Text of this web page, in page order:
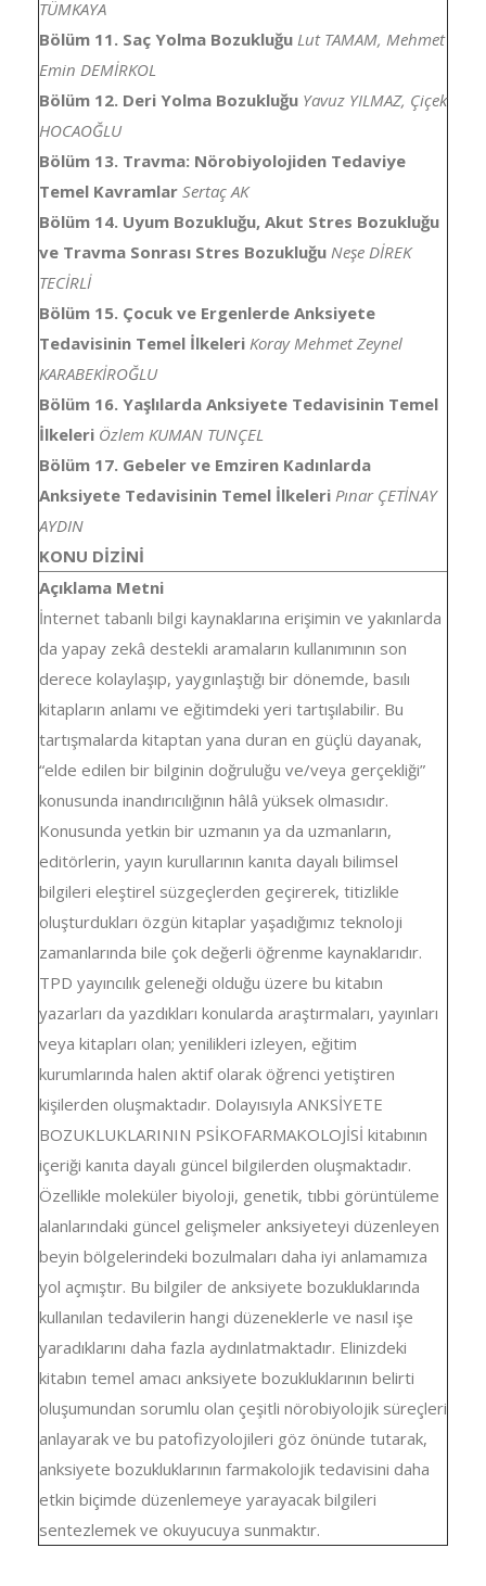
TÜMKAYA
Bölüm 11. Saç Yolma Bozukluğu Lut TAMAM, Mehmet
Emin DEMİRKOL
Bölüm 12. Deri Yolma Bozukluğu Yavuz YILMAZ, Çiçek
HOCAOĞLU
Bölüm 13. Travma: Nörobiyolojiden Tedaviye
Temel Kavramlar Sertaç AK
Bölüm 14. Uyum Bozukluğu, Akut Stres Bozukluğu
ve Travma Sonrası Stres Bozukluğu Neşe DİREK
TECİRLİ
Bölüm 15. Çocuk ve Ergenlerde Anksiyete
Tedavisinin Temel İlkeleri Koray Mehmet Zeynel
KARABEKİROĞLU
Bölüm 16. Yaşlılarda Anksiyete Tedavisinin Temel
İlkeleri Özlem KUMAN TUNÇEL
Bölüm 17. Gebeler ve Emziren Kadınlarda
Anksiyete Tedavisinin Temel İlkeleri Pınar ÇETİNAY
AYDIN
KONU DİZİNİ
Açıklama Metni
İnternet tabanlı bilgi kaynaklarına erişimin ve yakınlarda
da yapay zekâ destekli aramaların kullanımının son
derece kolaylaşıp, yaygınlaştığı bir dönemde, basılı
kitapların anlamı ve eğitimdeki yeri tartışılabilir. Bu
tartışmalarda kitaptan yana duran en güçlü dayanak,
“elde edilen bir bilginin doğruluğu ve/veya gerçekliği”
konusunda inandırıcılığının hâlâ yüksek olmasıdır.
Konusunda yetkin bir uzmanın ya da uzmanların,
editörlerin, yayın kurullarının kanıta dayalı bilimsel
bilgileri eleştirel süzgeçlerden geçirerek, titizlikle
oluşturdukları özgün kitaplar yaşadığımız teknoloji
zamanlarında bile çok değerli öğrenme kaynaklarıdır.
TPD yayıncılık geleneği olduğu üzere bu kitabın
yazarları da yazdıkları konularda araştırmaları, yayınları
veya kitapları olan; yenilikleri izleyen, eğitim
kurumlarında halen aktif olarak öğrenci yetiştiren
kişilerden oluşmaktadır. Dolayısıyla ANKSİYETE
BOZUKLUKLARININ PSİKOFARMAKOLOJİSİ kitabının
içeriği kanıta dayalı güncel bilgilerden oluşmaktadır.
Özellikle moleküler biyoloji, genetik, tıbbi görüntüleme
alanlarındaki güncel gelişmeler anksiyeteyi düzenleyen
beyin bölgelerindeki bozulmaları daha iyi anlamamıza
yol açmıştır. Bu bilgiler de anksiyete bozukluklarında
kullanılan tedavilerin hangi düzeneklerle ve nasıl işe
yaradıklarını daha fazla aydınlatmaktadır. Elinizdeki
kitabın temel amacı anksiyete bozukluklarının belirti
oluşumundan sorumlu olan çeşitli nörobiyolojik süreçleri
anlayarak ve bu patofizyolojileri göz önünde tutarak,
anksiyete bozukluklarının farmakolojik tedavisini daha
etkin biçimde düzenlemeye yarayacak bilgileri
sentezlemek ve okuyucuya sunmaktır.